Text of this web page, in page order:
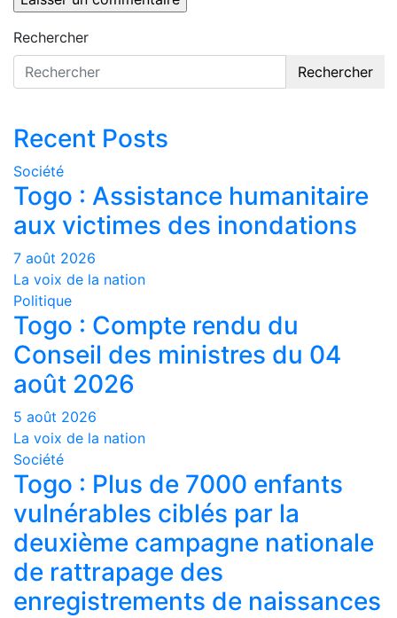
Rechercher
Rechercher
Recent Posts
Société
Togo : Assistance humanitaire
aux victimes des inondations
7 août 2026
La voix de la nation
Politique
Togo : Compte rendu du
Conseil des ministres du 04
août 2026
5 août 2026
La voix de la nation
Société
Togo : Plus de 7000 enfants
vulnérables ciblés par la
deuxième campagne nationale
de rattrapage des
enregistrements de naissances